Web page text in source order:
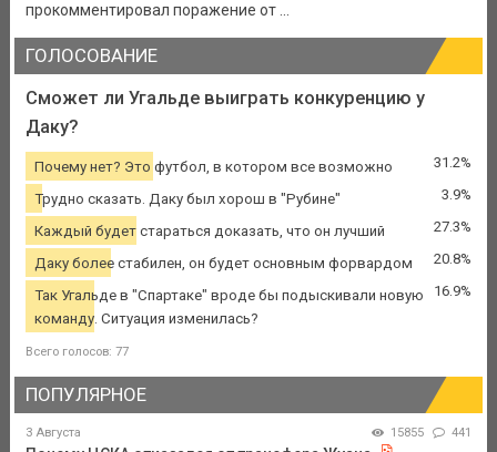
прокомментировал поражение от ...
ГОЛОСОВАНИЕ
Сможет ли Угальде выиграть конкуренцию у
Даку?
Почему нет? Это футбол, в котором все возможно 31.2%
Трудно сказать. Даку был хорош в "Рубине" 3.9%
Каждый будет стараться доказать, что он лучший 27.3%
Даку более стабилен, он будет основным форвардом 20.8%
Так Угальде в "Спартаке" вроде бы подыскивали новую
команду. Ситуация изменилась?
16.9%
Всего голосов: 77
ПОПУЛЯРНОЕ
3 Августа 15855 441